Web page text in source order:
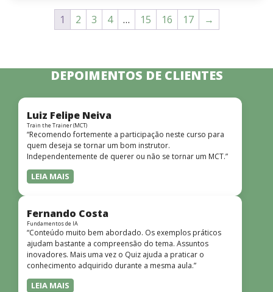
1 2 3 4 … 15 16 17 →
DEPOIMENTOS DE CLIENTES
Luiz Felipe Neiva
Train the Trainer (MCT)
“Recomendo fortemente a participação neste curso para
quem deseja se tornar um bom instrutor.
Independentemente de querer ou não se tornar um MCT.”
LEIA MAIS
Fernando Costa
Fundamentos de IA
“Conteúdo muito bem abordado. Os exemplos práticos
ajudam bastante a compreensão do tema. Assuntos
inovadores. Mais uma vez o Quiz ajuda a praticar o
conhecimento adquirido durante a mesma aula.”
LEIA MAIS